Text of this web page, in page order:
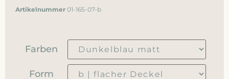
Artikelnummer 01-165-07-b
Farben
Form